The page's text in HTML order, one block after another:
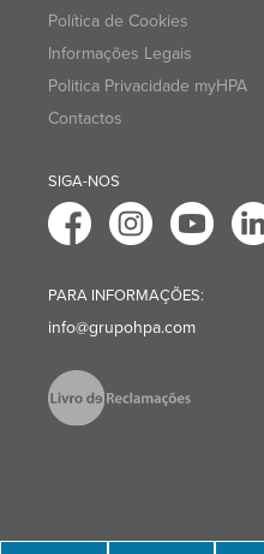
Política de Cookies
Informações Legais
Politica Privacidade myHPA
Contactos
SIGA-NOS
PARA INFORMAÇÕES:
info@grupohpa.com